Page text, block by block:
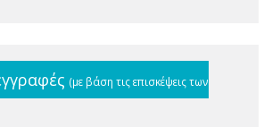
(με βάση τις επισκέψεις των